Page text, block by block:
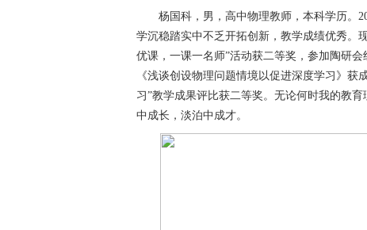
杨国科，男，高中物理教师，本科学历。
学沉稳踏实中不乏开拓创新，教学成绩优秀。
优课，一课一名师”活动获二等奖，参加陶研
《浅谈创设物理问题情境以促进深度学习》
习”教学成果评比获二等奖。无论何时我的教
中成长，淡泊中成才。